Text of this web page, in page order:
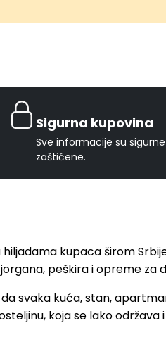
Sigurna kupovina
Sve informacije su
zaštićene.
kupaca širom
peškira i opreme za
svaka kuća, stan,
koja se lako održava